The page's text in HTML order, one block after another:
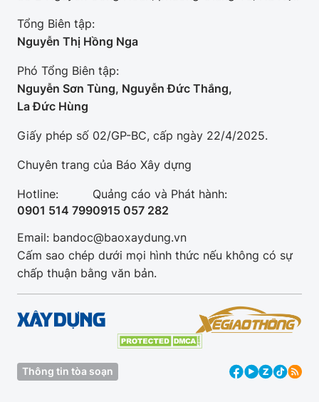
Tổng Biên tập:
Nguyễn Thị Hồng Nga
Phó Tổng Biên tập:
Nguyễn Sơn Tùng, Nguyễn Đức Thắng,
La Đức Hùng
Giấy phép số 02/GP-BC, cấp ngày 22/4/2025.
Chuyên trang của Báo Xây dựng
Hotline:
0901 514 799
Quảng cáo và Phát hành:
0915 057 282
Email: bandoc@baoxaydung.vn
Cấm sao chép dưới mọi hình thức nếu không có sự
chấp thuận bằng văn bản.
Thông tin tòa soạn